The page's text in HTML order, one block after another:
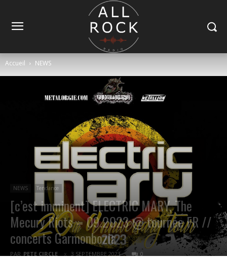
Accueil NEWS
NEWS Tendance
[c’est imminent] ELECTRIC MARY, The
Mecury Riots – 09.2023 @ tournée FR //
concerts Garmonbozia
PAR PETE CIRCLE 3 SEPTEMBRE 2023 0